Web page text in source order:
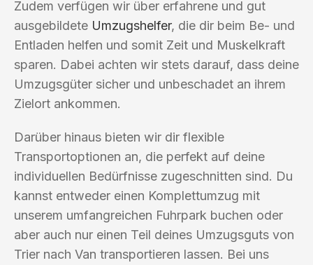
Zudem verfügen wir über erfahrene und gut
ausgebildete Umzugshelfer, die dir beim Be- und
Entladen helfen und somit Zeit und Muskelkraft
sparen. Dabei achten wir stets darauf, dass deine
Umzugsgüter sicher und unbeschadet an ihrem
Zielort ankommen.
Darüber hinaus bieten wir dir flexible
Transportoptionen an, die perfekt auf deine
individuellen Bedürfnisse zugeschnitten sind. Du
kannst entweder einen Komplettumzug mit
unserem umfangreichen Fuhrpark buchen oder
aber auch nur einen Teil deines Umzugsguts von
Trier nach Van transportieren lassen. Bei uns